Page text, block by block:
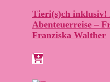
Tieri(s)ch inklusiv!
Abenteuerreise –
Franziska Walther